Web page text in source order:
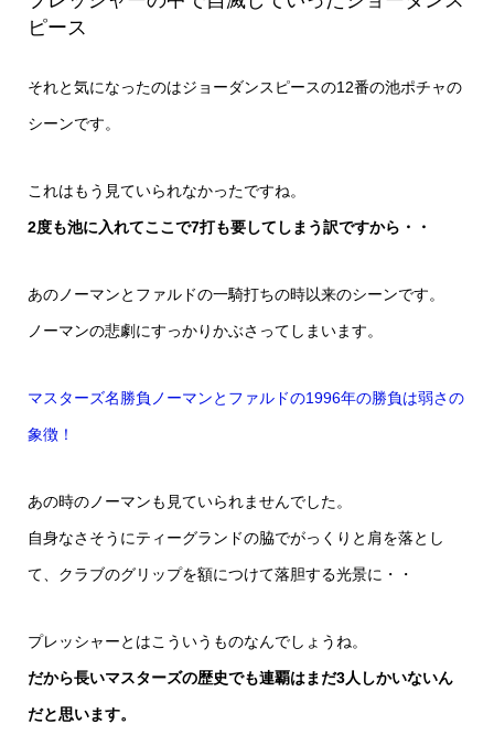
ピース
それと気になったのはジョーダンスピースの12番の池ポチャの
シーンです。
これはもう見ていられなかったですね。
2度も池に入れてここで7打も要してしまう訳ですから・・
あのノーマンとファルドの一騎打ちの時以来のシーンです。
ノーマンの悲劇にすっかりかぶさってしまいます。
マスターズ名勝負ノーマンとファルドの1996年の勝負は弱さの
象徴！
あの時のノーマンも見ていられませんでした。
自身なさそうにティーグランドの脇でがっくりと肩を落とし
て、クラブのグリップを額につけて落胆する光景に・・
プレッシャーとはこういうものなんでしょうね。
だから長いマスターズの歴史でも連覇はまだ3人しかいないん
だと思います。